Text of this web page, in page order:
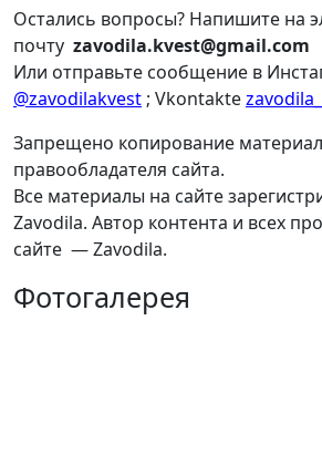
Остались вопросы? Напишите на
почту zavodila.kvest@gmail.com
Или отправьте сообщение в
@zavodilakvest ; Vkontakte
Запрещено копирование
правообладателя сайта.
Все материалы на сайте
Zavodila. Автор контента и всех
сайте — Zavodila.
Фотогалерея